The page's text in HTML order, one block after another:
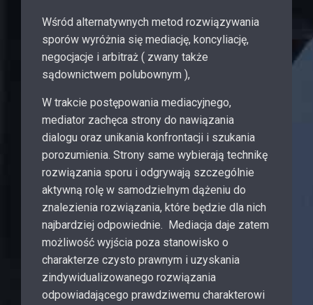
Wśród alternatywnych metod rozwiązywania
sporów wyróżnia się mediację, koncyliację,
negocjacje i arbitraż ( zwany także
sądownictwem polubownym ),
W trakcie postępowania mediacyjnego,
mediator zachęca strony do nawiązania
dialogu oraz unikania konfrontacji i szukania
porozumienia. Strony same wybierają technikę
rozwiązania sporu i odgrywają szczególnie
aktywną rolę w samodzielnym dążeniu do
znalezienia rozwiązania, które będzie dla nich
najbardziej odpowiednie. Mediacja daje zatem
możliwość wyjścia poza stanowisko o
charakterze czysto prawnym i uzyskania
zindywidualizowanego rozwiązania
odpowiadającego prawdziwemu charakterowi